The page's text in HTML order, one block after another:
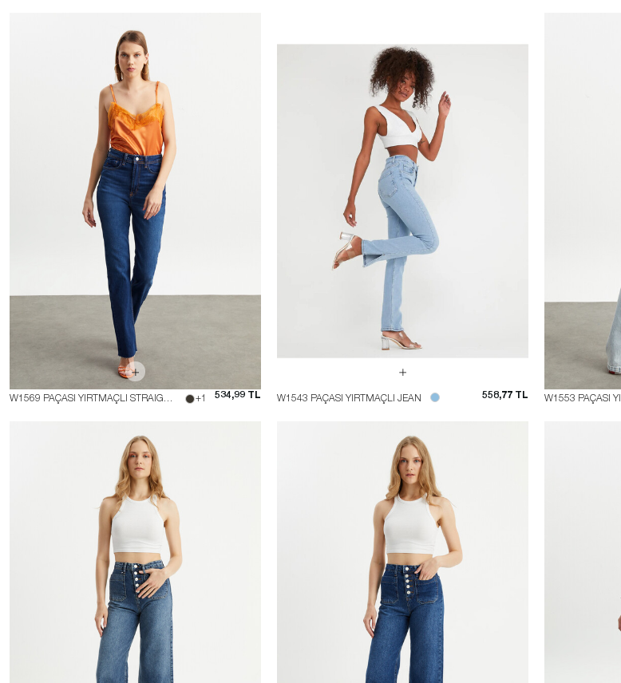
W1569 PAÇASI YIRTMAÇLI STRAIGHT FIT YÜKSEK BEL JEAN +1 534,99 TL W1543 PAÇASI YIRTMAÇLI JEAN 558,77 TL